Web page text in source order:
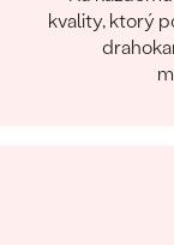
kvality, ktorý